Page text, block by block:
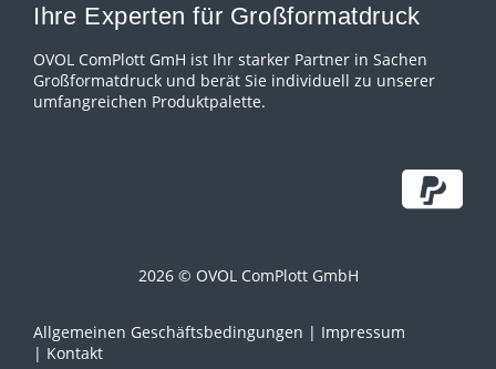
Ihre Experten für Großformatdruck
OVOL ComPlott GmH ist Ihr starker Partner in Sachen
Großformatdruck und berät Sie individuell zu unserer
umfangreichen Produktpalette.
2026 © OVOL ComPlott GmbH
Allgemeinen Geschäftsbedingungen
Impressum
Kontakt